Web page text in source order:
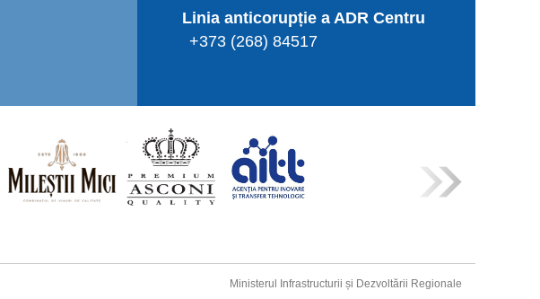
Linia anticorupție a ADR Centru
+373 (268) 84517
Ministerul Infrastructurii și Dezvoltării Regionale